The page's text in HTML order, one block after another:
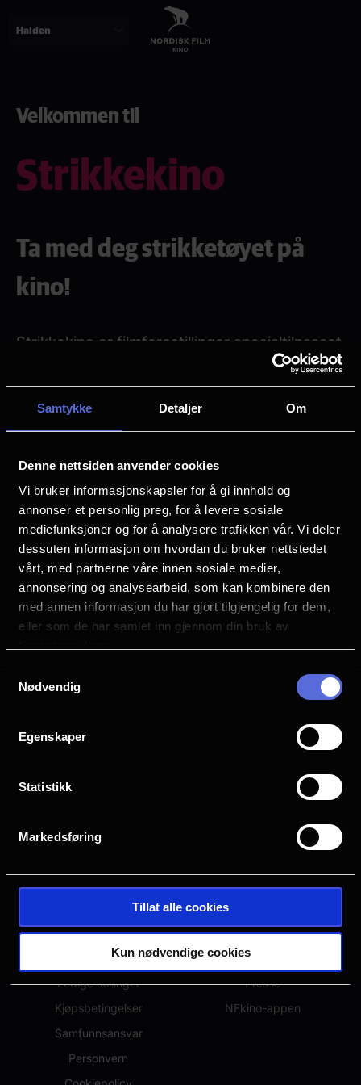
Samtykke Detaljer Om
Denne nettsiden anvender cookies
Vi bruker informasjonskapsler for å gi innhold og
annonser et personlig preg, for å levere sosiale
mediefunksjoner og for å analysere trafikken vår. Vi deler
dessuten informasjon om hvordan du bruker nettstedet
vårt, med partnerne våre innen sosiale medier,
annonsering og analysearbeid, som kan kombinere den
med annen informasjon du har gjort tilgjengelig for dem,
eller som de har samlet inn gjennom din bruk av
Nødvendig
Egenskaper
Statistikk
Markedsføring
Tillat alle cookies
Kun nødvendige cookies
Velkommen til
Strikkekino
Ta med deg strikketøyet på
kino!
Strikkekino er filmforestillinger spesialtilpasset
for deg som gjerne vil holde pinnene i gang, og
kanskje møte andre strikkere, mens du ser en
god film. Vi lar det være litt lys på i salen, slik at
du kan se pinner og masker.
Vi tilbyr strikkekino omtrent en gang i
måneden.
Når det er visninger tilgjengelig vil du se dem
nedenfor.
Paragraphs
Velg hva du vil se
OM NFKINO
Om oss
Spørsmål og svar
Ledige stillinger
Kjøpsbetingelser
Samfunnsansvar
Personvern
Hva kommer?
Eventer
Presse
NFkino-appen